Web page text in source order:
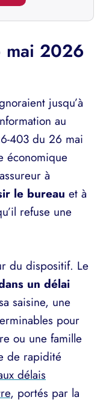
mai 2026
jusqu’à
au
403 du 26 mai
économique
à
le bureau et à
refuse une
du dispositif. Le
un délai
saisine, une
pour
ou une famille
de rapidité
délais
, portés par la